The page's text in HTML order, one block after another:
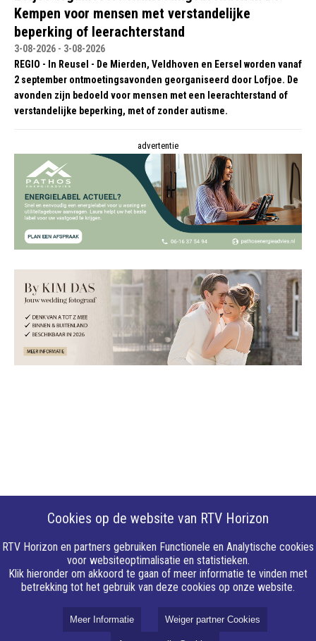
Kempen voor mensen met verstandelijke
beperking of leerachterstand
3-08-2026 - 3-08-2026
REGIO - In Reusel - De Mierden, Veldhoven en Eersel worden vanaf
2 september ontmoetingsavonden georganiseerd door Lofjoe. De
avonden zijn bedoeld voor mensen met een leerachterstand of
verstandelijke beperking, met of zonder autisme.
advertentie
Cookies op de website van RTV Horizon
RTV Horizon en partners gebruiken Functionele en Analytische cookies
voor websiteoptimalisatie en statistieken.
Klik hieronder om akkoord te gaan of meer informatie te vinden met
betrekking tot het gebruik van deze cookies op onze website.
Meer Informatie Weiger partner Cookies